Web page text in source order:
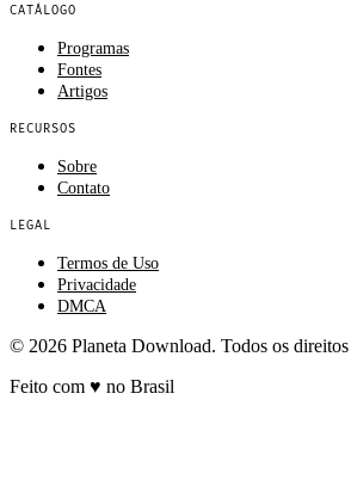
CATÁLOGO
Programas
Fontes
Artigos
RECURSOS
Sobre
Contato
LEGAL
Termos de Uso
Privacidade
DMCA
© 2026 Planeta Download. Todos os direitos
Feito com ♥ no Brasil